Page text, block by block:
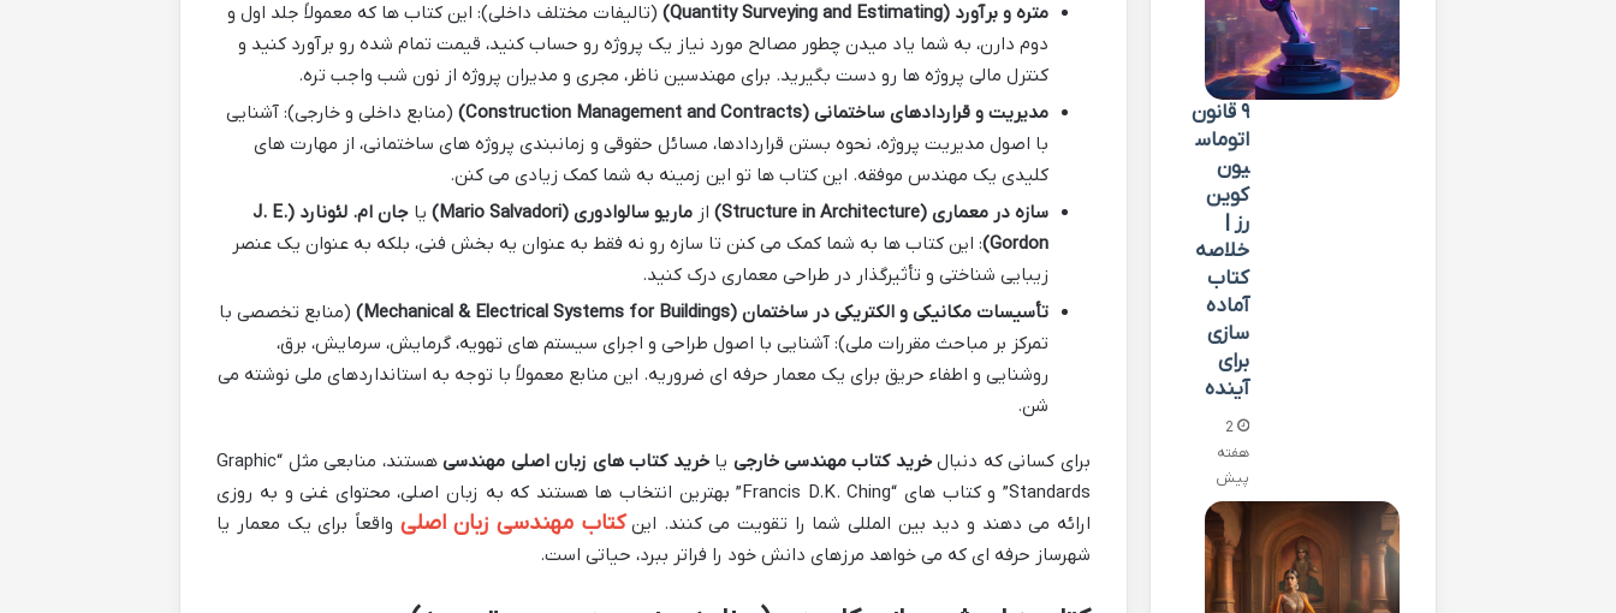
متره و برآورد (Quantity Surveying and Estimating)
(تالیفات مختلف داخلی): این کتاب ها که معمولاً جلد اول و
دوم دارن، به شما یاد میدن چطور مصالح مورد نیاز یک پروژه رو حساب کنید، قیمت تمام شده رو برآورد کنید و
کنترل مالی پروژه ها رو دست بگیرید. برای مهندسین ناظر، مجری و مدیران پروژه از نون شب واجب تره.
مدیریت و قراردادهای ساختمانی (Construction Management and Contracts)
(منابع داخلی و خارجی): آشنایی
با اصول مدیریت پروژه، نحوه بستن قراردادها، مسائل حقوقی و زمانبندی پروژه های ساختمانی، از مهارت های
کلیدی یک مهندس موفقه. این کتاب ها تو این زمینه به شما کمک زیادی می کنن.
سازه در معماری (Structure in Architecture)
ازماریو سالوادوری (Mario Salvadori) یا
جان ام. لئونارد (J. E.
Gordon) : این کتاب ها به شما کمک می کنن تا سازه رو نه فقط به عنوان یه بخش فنی، بلکه به عنوان یک عنصر
زیبایی شناختی و تأثیرگذار در طراحی معماری درک کنید.
تأسیسات مکانیکی و الکتریکی در ساختمان (Mechanical & Electrical Systems for Buildings)
(منابع تخصصی با
تمرکز بر مباحث مقررات ملی): آشنایی با اصول طراحی و اجرای سیستم های تهویه، گرمایش، سرمایش، برق،
روشنایی و اطفاء حریق برای یک معمار حرفه ای ضروریه. این منابع معمولاً با توجه به استانداردهای ملی نوشته می
شن.
برای کسانی که دنبالخرید کتاب مهندسی خارجی یاخرید کتاب های زبان اصلی مهندسی
هستند، منابعی مثل “Graphic
Standards” و کتاب های “Francis D.K. Ching” بهترین انتخاب ها هستند که به زبان اصلی، محتوای غنی و به روزی
ارائه می دهند و دید بین المللی شما را تقویت می کنند. اینکتاب مهندسی زبان اصلی واقعاً برای یک معمار یا
شهرساز حرفه ای که می خواهد مرزهای دانش خود را فراتر ببرد، حیاتی است.
۹ قانون
اتوماس
یون
کوین
رز |
خلاصه
کتاب
آماده
سازی
برای
آینده
2
هفته
پیش